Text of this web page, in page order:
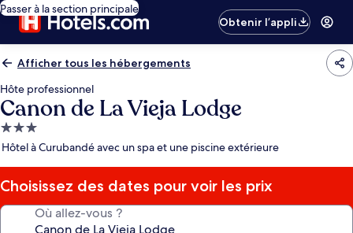
Passer à la section principale
Obtenir l’appli
Afficher tous les hébergements
Hôte professionnel
Canon de La Vieja Lodge
Hébergement
3.0 étoiles
Hôtel à Curubandé avec un spa et une piscine extérieure
Choisissez des dates pour voir les prix
Où allez-vous ?